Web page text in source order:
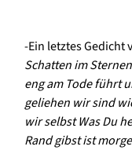
-Ein letztes Gedicht
Schatten im
eng am Tode führt
geliehen wir sind
wir selbst Was Du
Rand gibst ist